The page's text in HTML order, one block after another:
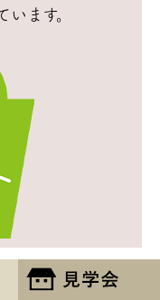
ます。
様宅の条件での